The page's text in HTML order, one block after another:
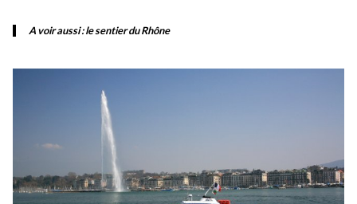
A voir aussi :le sentier du Rhône